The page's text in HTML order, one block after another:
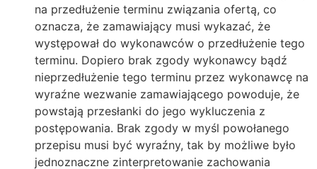
na przedłużenie terminu związania ofertą, co
oznacza, że zamawiający musi wykazać, że
występował do wykonawców o przedłużenie tego
terminu. Dopiero brak zgody wykonawcy bądź
nieprzedłużenie tego terminu przez wykonawcę na
wyraźne wezwanie zamawiającego powoduje, że
powstają przesłanki do jego wykluczenia z
postępowania. Brak zgody w myśl powołanego
przepisu musi być wyraźny, tak by możliwe było
jednoznaczne zinterpretowanie zachowania